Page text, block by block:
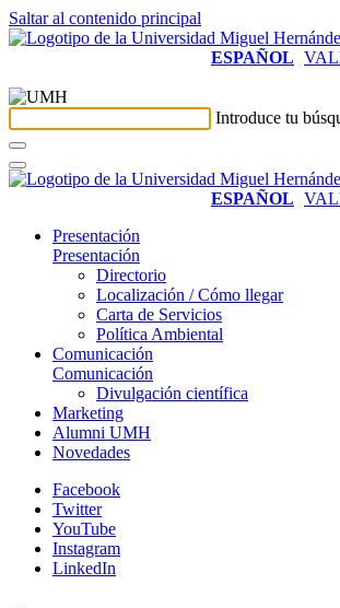
Saltar al contenido principal
ESPAÑOL
Introduce tu
ESPAÑOL
Presentación
Presentación
Directorio
Localización / Cómo llegar
Carta de Servicios
Política Ambiental
Comunicación
Comunicación
Divulgación científica
Marketing
Alumni UMH
Novedades
Facebook
Twitter
YouTube
Instagram
LinkedIn